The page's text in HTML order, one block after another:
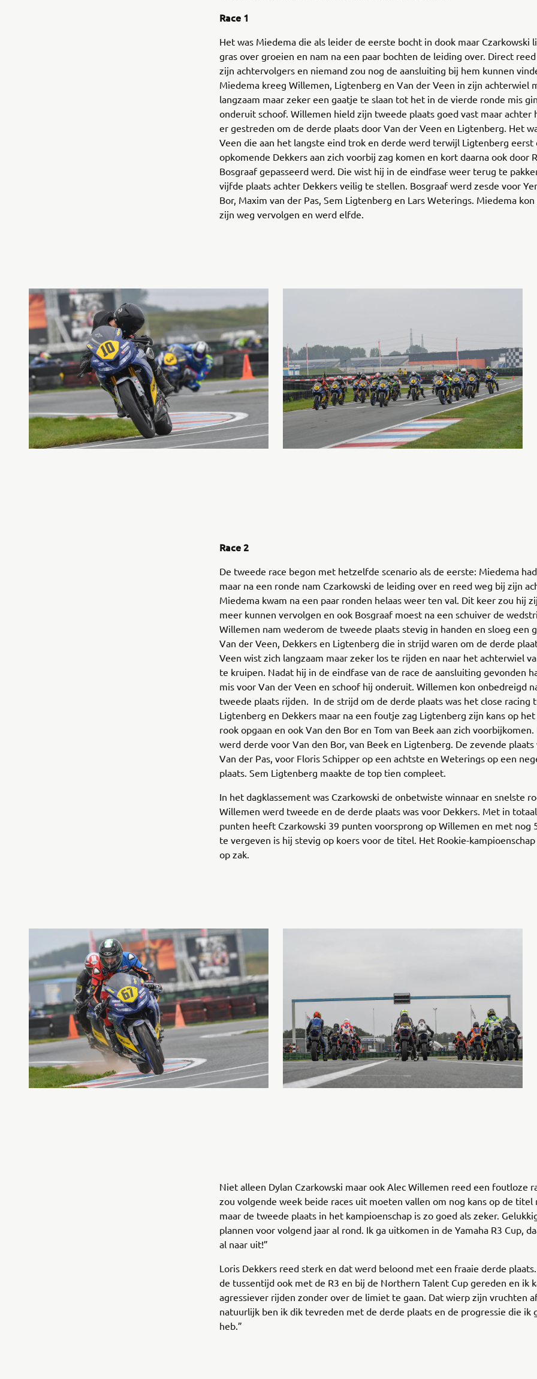
Race 1
Het was Miedema die als leider de eerste bocht in dook maar Czarkowski
gras over groeien en nam na een paar bochten de leiding over. Direct
zijn achtervolgers en niemand zou nog de aansluiting bij hem kunnen
Miedema kreeg Willemen, Ligtenberg en Van der Veen in zijn achterwiel
langzaam maar zeker een gaatje te slaan tot het in de vierde ronde mis
onderuit schoof. Willemen hield zijn tweede plaats goed vast maar achter
er gestreden om de derde plaats door Van der Veen en Ligtenberg. Het
Veen die aan het langste eind trok en derde werd terwijl Ligtenberg eerst
opkomende Dekkers aan zich voorbij zag komen en kort daarna ook door
Bosgraaf gepasseerd werd. Die wist hij in de eindfase weer terug te
vijfde plaats achter Dekkers veilig te stellen. Bosgraaf werd zesde voor
Bor, Maxim van der Pas, Sem Ligtenberg en Lars Weterings. Miedema kon
zijn weg vervolgen en werd elfde.
Race 2
De tweede race begon met hetzelfde scenario als de eerste: Miedema
maar na een ronde nam Czarkowski de leiding over en reed weg bij zijn
Miedema kwam na een paar ronden helaas weer ten val. Dit keer zou hij
meer kunnen vervolgen en ook Bosgraaf moest na een schuiver de
Willemen nam wederom de tweede plaats stevig in handen en sloeg een
Van der Veen, Dekkers en Ligtenberg die in strijd waren om de derde
Veen wist zich langzaam maar zeker los te rijden en naar het achterwiel
te kruipen. Nadat hij in de eindfase van de race de aansluiting gevonden
mis voor Van der Veen en schoof hij onderuit. Willemen kon onbedreigd
tweede plaats rijden. In de strijd om de derde plaats was het close racing
Ligtenberg en Dekkers maar na een foutje zag Ligtenberg zijn kans op
rook opgaan en ook Van den Bor en Tom van Beek aan zich voorbijkomen.
werd derde voor Van den Bor, van Beek en Ligtenberg. De zevende plaats
Van der Pas, voor Floris Schipper op een achtste en Weterings op een
plaats. Sem Ligtenberg maakte de top tien compleet.
In het dagklassement was Czarkowski de onbetwiste winnaar en snelste
Willemen werd tweede en de derde plaats was voor Dekkers. Met in
punten heeft Czarkowski 39 punten voorsprong op Willemen en met nog
te vergeven is hij stevig op koers voor de titel. Het Rookie-
op zak.
Niet alleen Dylan Czarkowski maar ook Alec Willemen reed een foutloze
zou volgende week beide races uit moeten vallen om nog kans op de titel
maar de tweede plaats in het kampioenschap is zo goed als zeker.
plannen voor volgend jaar al rond. Ik ga uitkomen in de Yamaha R3 Cup,
al naar uit!”
Loris Dekkers reed sterk en dat werd beloond met een fraaie derde
de tussentijd ook met de R3 en bij de Northern Talent Cup gereden en ik
agressiever rijden zonder over de limiet te gaan. Dat wierp zijn vruchten
natuurlijk ben ik dik tevreden met de derde plaats en de progressie die ik
heb.”